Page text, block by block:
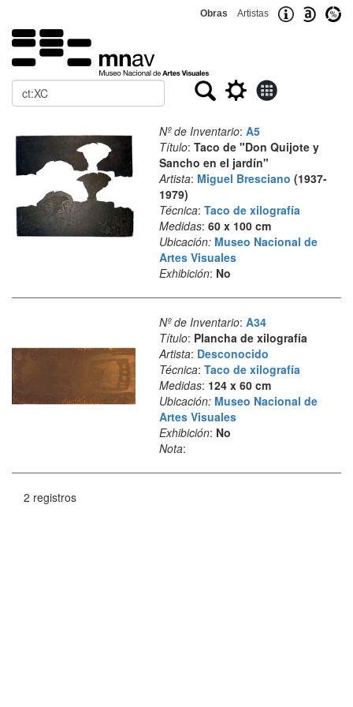
Obras Artistas
Buscar
Nº de Inventario: A5
Título: Taco de "Don Quijote y
Sancho en el jardín"
Artista: Miguel Bresciano (1937-
1979)
Técnica: Taco de xilografía
Medidas: 60 x 100 cm
Ubicación: Museo Nacional de
Artes Visuales
Exhibición: No
Nº de Inventario: A34
Título: Plancha de xilografía
Artista: Desconocido
Técnica: Taco de xilografía
Medidas: 124 x 60 cm
Ubicación: Museo Nacional de
Artes Visuales
Exhibición: No
Nota:
2 registros